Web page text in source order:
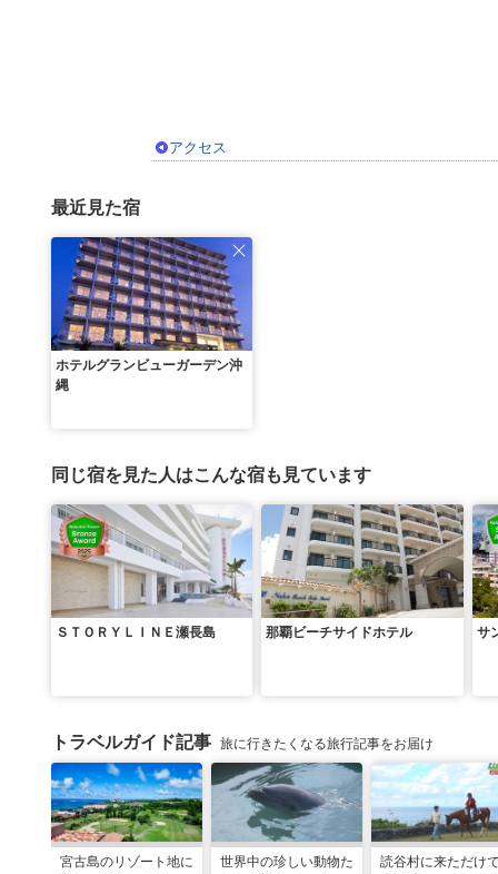
アクセス
最近見た宿
ホテルグランビューガーデン沖
縄
同じ宿を見た人はこんな宿も見ています
ＳＴＯＲＹＬＩＮＥ瀬長島 那覇ビーチサイドホテル サ
トラベルガイド記事 旅に行きたくなる旅行記事をお届け
宮古島のリゾート地に
世界中の珍しい動物た
読谷村に来ただけ